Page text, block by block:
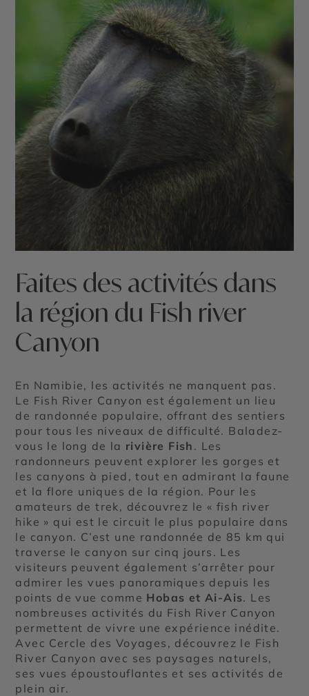
Faites des activités dans
la région du Fish river
Canyon
En Namibie, les activités ne manquent pas.
Le Fish River Canyon est également un lieu
de randonnée populaire, offrant des sentiers
pour tous les niveaux de difficulté. Baladez-
vous le long de la rivière Fish . Les
randonneurs peuvent explorer les gorges et
les canyons à pied, tout en admirant la faune
et la flore uniques de la région. Pour les
amateurs de trek, découvrez le « fish river
hike » qui est le circuit le plus populaire dans
le canyon. C’est une randonnée de 85 km qui
traverse le canyon sur cinq jours. Les
visiteurs peuvent également s’arrêter pour
admirer les vues panoramiques depuis les
points de vue comme Hobas et Ai-Ais. Les
nombreuses activités du Fish River Canyon
permettent de vivre une expérience inédite.
Avec Cercle des Voyages, découvrez le Fish
River Canyon avec ses paysages naturels,
ses vues époustouflantes et ses activités de
plein air.